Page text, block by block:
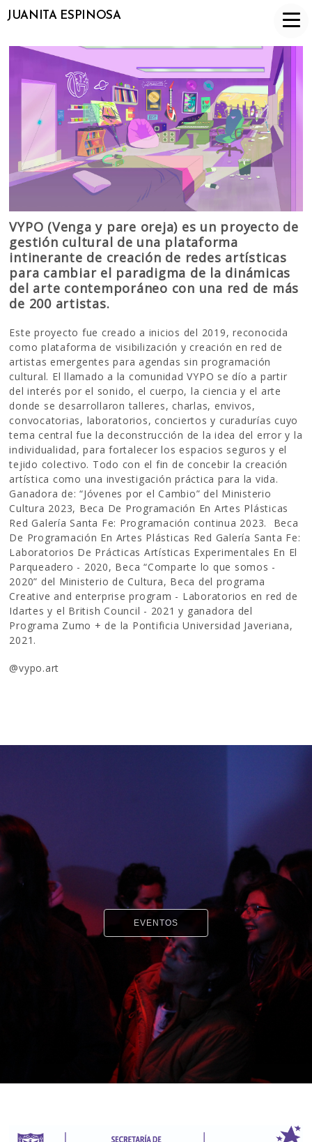
JUANITA ESPINOSA
VYPO (Venga y pare oreja) es un proyecto de
gestión cultural de una plataforma
intinerante de creación de redes artísticas
para cambiar el paradigma de la dinámicas
del arte contemporáneo con una red de más
de 200 artistas.
Este proyecto fue creado a inicios del 2019, reconocida
como plataforma de visibilización y creación en red de
artistas emergentes para agendas sin programación
cultural. El llamado a la comunidad VYPO se dío a partir
del interés por el sonido, el cuerpo, la ciencia y el arte
donde se desarrollaron talleres, charlas, envivos,
convocatorias, laboratorios, conciertos y curadurías cuyo
tema central fue la deconstrucción de la idea del error y la
individualidad, para fortalecer los espacios seguros y el
tejido colectivo. Todo con el fin de concebir la creación
artística como una investigación práctica para la vida.
Ganadora de: “Jóvenes por el Cambio” del Ministerio
Cultura 2023, Beca De Programación En Artes Plásticas
Red Galería Santa Fe: Programación continua 2023. Beca
De Programación En Artes Plásticas Red Galería Santa Fe:
Laboratorios De Prácticas Artísticas Experimentales En El
Parqueadero - 2020, Beca “Comparte lo que somos -
2020” del Ministerio de Cultura, Beca del programa
Creative and enterprise program - Laboratorios en red de
Idartes y el British Council - 2021 y ganadora del
Programa Zumo + de la Pontificia Universidad Javeriana,
2021.
@vypo.art
EVENTOS